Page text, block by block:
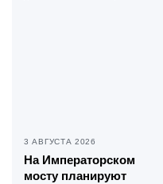
3 АВГУСТА 2026
На Императорском
мосту планируют